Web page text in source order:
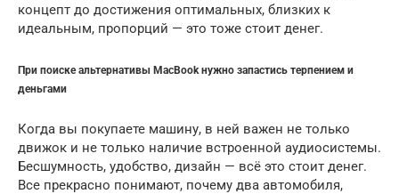
концепт до достижения оптимальных, близких к
идеальным, пропорций — это тоже стоит денег.
При поиске альтернативы MacBook нужно запастись терпением и
деньгами
Когда вы покупаете машину, в ней важен не только
движок и не только наличие встроенной аудиосистемы.
Бесшумность, удобство, дизайн — всё это стоит денег.
Все прекрасно понимают, почему два автомобиля,